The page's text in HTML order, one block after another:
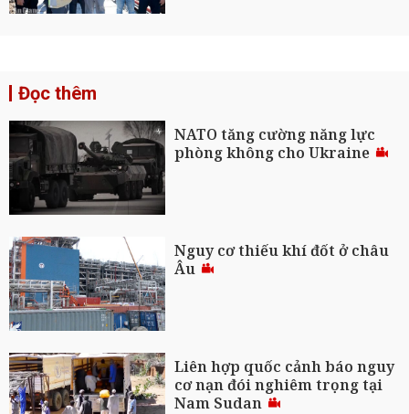
Đọc thêm
NATO tăng cường năng lực
phòng không cho Ukraine
Nguy cơ thiếu khí đốt ở châu
Âu
Liên hợp quốc cảnh báo nguy
cơ nạn đói nghiêm trọng tại
Nam Sudan